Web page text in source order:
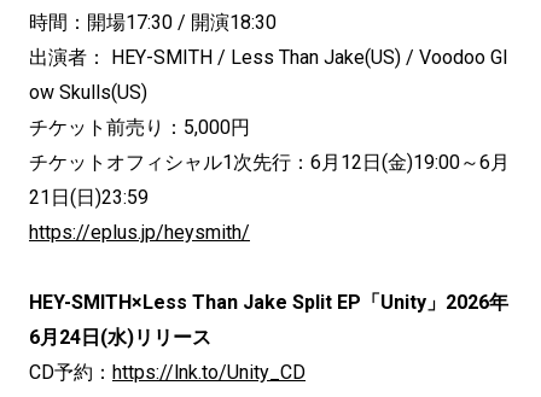
時間：開場17:30 / 開演18:30
出演者： HEY-SMITH / Less Than Jake(US) / Voodoo Gl
ow Skulls(US)
チケット前売り：5,000円
チケットオフィシャル1次先行：6月12日(金)19:00～6月
21日(日)23:59
https://eplus.jp/heysmith/
HEY-SMITH×Less Than Jake Split EP「Unity」2026年
6月24日(水)リリース
CD予約： https://lnk.to/Unity_CD